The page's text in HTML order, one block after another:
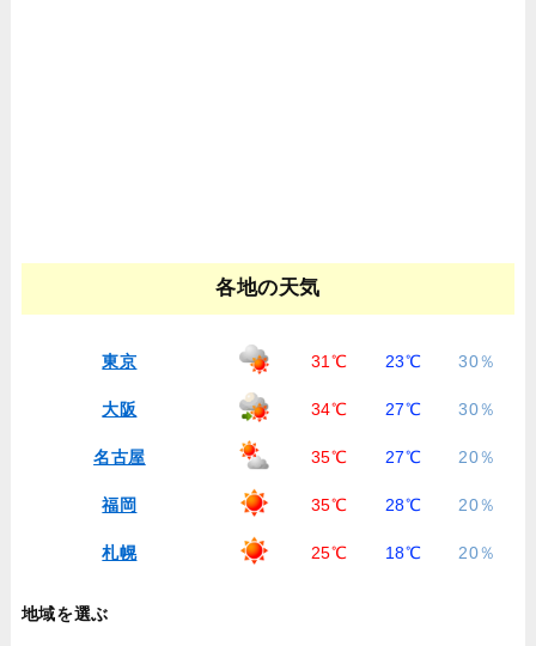
各地の天気
東京 31℃ 23℃ 30％
大阪 34℃ 27℃ 30％
名古屋 35℃ 27℃ 20％
福岡 35℃ 28℃ 20％
札幌 25℃ 18℃ 20％
地域を選ぶ